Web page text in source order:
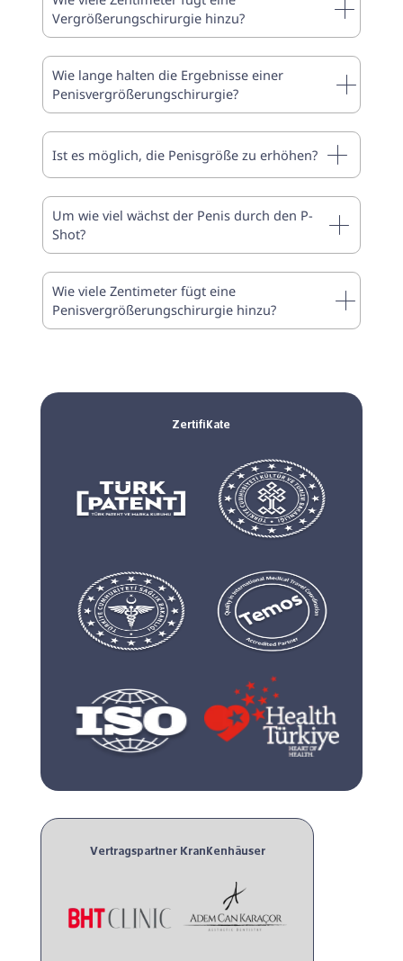
Vergrößerungschirurgie hinzu?
Wie lange halten die Ergebnisse einer
Penisvergrößerungschirurgie?
Ist es möglich, die Penisgröße zu erhöhen?
Um wie viel wächst der Penis durch den P-
Shot?
Wie viele Zentimeter fügt eine
Penisvergrößerungschirurgie hinzu?
Vertragspartner Krankenhäuser
Zertifikate